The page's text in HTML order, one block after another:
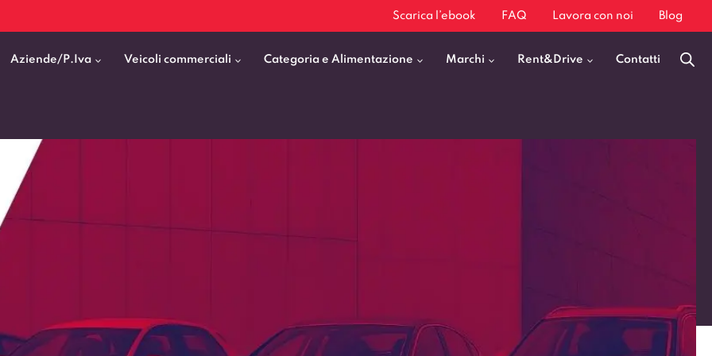
Scarica l’ebook FAQ Lavora con noi Blog
Aziende/P.Iva Veicoli commerciali
elettrici
Cassonati
Pick Up
Allestiti
Persone
VEDI TUTTI
Categoria e Alimentazione Marchi
BMW
VEDI TUTTI VEDI TUTTI
VEDI TUTTI
Rent&Drive Contatti